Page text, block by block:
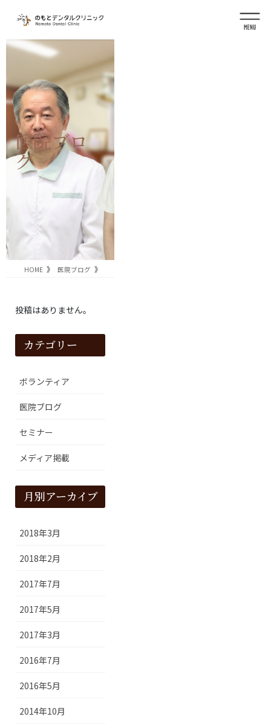
ン
移
動
ー
ン
に
移
医院ブロ
グ
HOME 医院ブログ
投稿はありません。
カテゴリー
ボランティア
医院ブログ
セミナー
メディア掲載
月別アーカイブ
2018年3月
2018年2月
2017年7月
2017年5月
2017年3月
2016年7月
2016年5月
2014年10月